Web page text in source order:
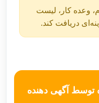
وعده کار، لیست
دریافت کند.
توسط آگهی دهنده